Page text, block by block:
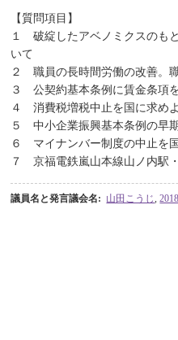
【質問項目】
１ 破綻したアベノミクスのも
いて
２ 職員の長時間労働の改善。
３ 公契約基本条例に賃金条項
４ 消費税増税中止を国に求めよ
５ 中小企業振興基本条例の早
６ マイナンバー制度の中止を
７ 京福電鉄嵐山本線山ノ内駅
議員名と発言議会名: 山田こうじ,